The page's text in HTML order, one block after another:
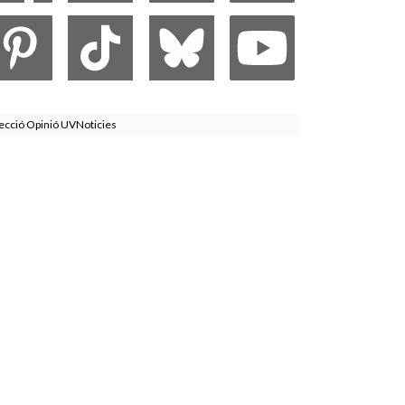
Opinió UVNoticies